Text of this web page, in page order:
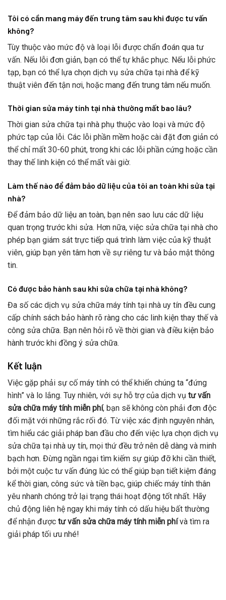
Tôi có cần mang máy đến trung tâm sau khi được tư vấn
không?
Tùy thuộc vào mức độ và loại lỗi được chẩn đoán qua tư
vấn. Nếu lỗi đơn giản, bạn có thể tự khắc phục. Nếu lỗi phức
tạp, bạn có thể lựa chọn dịch vụ sửa chữa tại nhà để kỹ
thuật viên đến tận nơi, hoặc mang đến trung tâm nếu muốn.
Thời gian sửa máy tính tại nhà thường mất bao lâu?
Thời gian sửa chữa tại nhà phụ thuộc vào loại và mức độ
phức tạp của lỗi. Các lỗi phần mềm hoặc cài đặt đơn giản có
thể chỉ mất 30-60 phút, trong khi các lỗi phần cứng hoặc cần
thay thế linh kiện có thể mất vài giờ.
Làm thế nào để đảm bảo dữ liệu của tôi an toàn khi sửa tại
nhà?
Để đảm bảo dữ liệu an toàn, bạn nên sao lưu các dữ liệu
quan trọng trước khi sửa. Hơn nữa, việc sửa chữa tại nhà cho
phép bạn giám sát trực tiếp quá trình làm việc của kỹ thuật
viên, giúp bạn yên tâm hơn về sự riêng tư và bảo mật thông
tin.
Có được bảo hành sau khi sửa chữa tại nhà không?
Đa số các dịch vụ sửa chữa máy tính tại nhà uy tín đều cung
cấp chính sách bảo hành rõ ràng cho các linh kiện thay thế và
công sửa chữa. Bạn nên hỏi rõ về thời gian và điều kiện bảo
hành trước khi đồng ý sửa chữa.
Kết luận
Việc gặp phải sự cố máy tính có thể khiến chúng ta “đứng
hình” và lo lắng. Tuy nhiên, với sự hỗ trợ của dịch vụ tư vấn
sửa chữa máy tính miễn phí, bạn sẽ không còn phải đơn độc
đối mặt với những rắc rối đó. Từ việc xác định nguyên nhân,
tìm hiểu các giải pháp ban đầu cho đến việc lựa chọn dịch vụ
sửa chữa tại nhà uy tín, mọi thứ đều trở nên dễ dàng và minh
bạch hơn. Đừng ngần ngại tìm kiếm sự giúp đỡ khi cần thiết,
bởi một cuộc tư vấn đúng lúc có thể giúp bạn tiết kiệm đáng
kể thời gian, công sức và tiền bạc, giúp chiếc máy tính thân
yêu nhanh chóng trở lại trạng thái hoạt động tốt nhất. Hãy
chủ động liên hệ ngay khi máy tính có dấu hiệu bất thường
để nhận được tư vấn sửa chữa máy tính miễn phívà tìm ra
giải pháp tối ưu nhé!